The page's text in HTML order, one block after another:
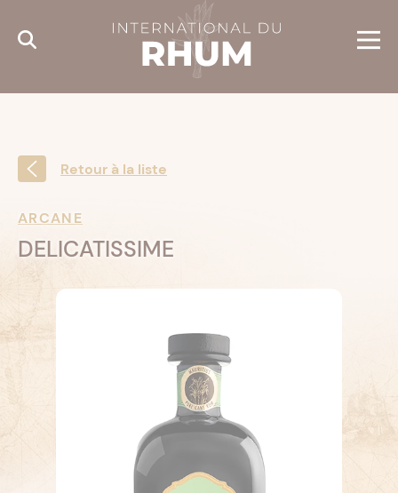
Retour à la liste
ARCANE
DELICATISSIME
Cookies management panel